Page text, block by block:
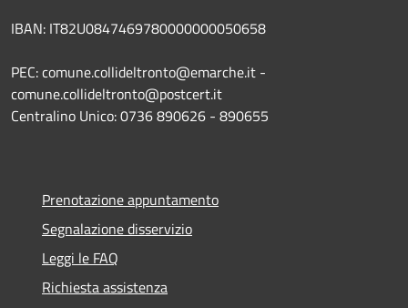
IBAN: IT82U0847469780000000050658
PEC: comune.collideltronto@emarche.it -
comune.collideltronto@postcert.it
Centralino Unico: 0736 890626 - 890655
Prenotazione appuntamento
Segnalazione disservizio
Leggi le FAQ
Richiesta assistenza